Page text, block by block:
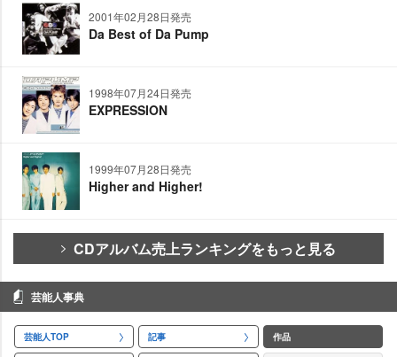
2001年02月28日発売
Da Best of Da Pump
1998年07月24日発売
EXPRESSION
1999年07月28日発売
Higher and Higher!
CDアルバム売上ランキングをもっと見る
芸能人事典
芸能人TOP 記事 作品